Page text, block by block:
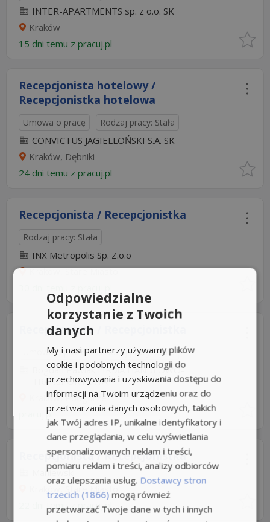
INTER-APARTMENTS sp. z o.o. SK
Kraków
15 dni temu z pracuj.pl
Recepcjonista hotelowy /
Recepcjonistka hotelowa
Umowa o pracę Rodzaj pracy: Stała
CONVICTUS JAGIELLOŃSKI S.A. SK
Kraków, Dębniki
24 dni temu z pracuj.pl
Recepcjonista / Recepcjonistka
Rodzaj pracy: Stała
INX Metropolis Sp. Z.o.o
Kraków, Stare Miasto
Recepcjonista / Recepcjonistka
Umowa o pracę Rodzaj pracy: Stała
Bogdan Pawlak FIRMA HANDLOWO-
TRANSPORTOWA
Kraków, Podgórze
pracuj.pl
Recepcjonista / Recepcjonistka
Maniewski
Kraków, Stare Miasto
22 dni temu zpracuj.pl
Odpowiedzialne
korzystanie z Twoich
danych
My i nasi partnerzy używamy plików
cookie i podobnych technologii do
przechowywania i uzyskiwania dostępu do
informacji na Twoim urządzeniu oraz do
przetwarzania danych osobowych, takich
jak Twój adres IP, unikalne identyfikatory i
dane przeglądania, w celu wyświetlania
spersonalizowanych reklam i treści,
pomiaru reklam i treści, analizy odbiorców
oraz ulepszania usług. Dostawcy stron
trzecich (1866) mogą również
przetwarzać Twoje dane w tych i innych